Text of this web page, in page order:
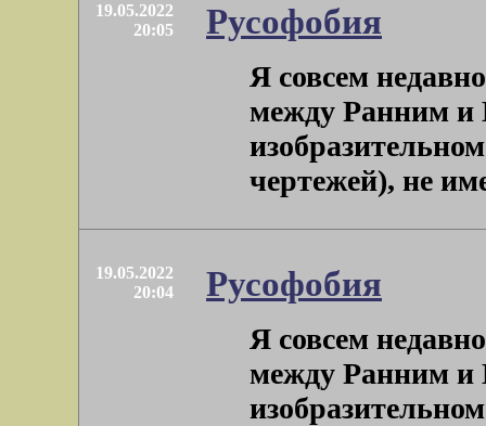
19.05.2022
20:05
Русофобия
Я совсем
между Ранним и
чертежей), не
19.05.2022
20:04
Русофобия
Я совсем
между Ранним и